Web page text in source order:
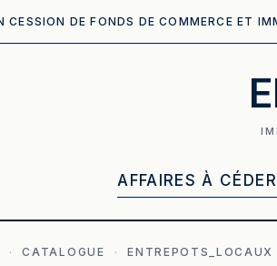
CESSION DE FONDS DE COMMERCE ET
AFFAIRES À CÉDER
· CATALOGUE ·